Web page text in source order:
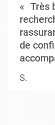
Très
de
S.